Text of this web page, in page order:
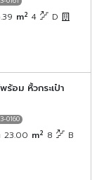
m2 4 D
อม หิ้วกระเป๋า
0160
23.00 m2 8 B